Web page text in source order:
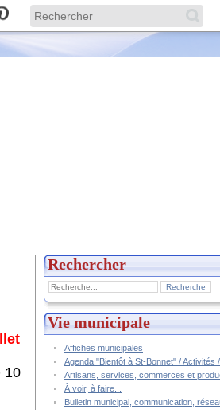
10
Rechercher
Vie municipale
Affiches municipales
Agenda "Bientôt à St-Bonnet" / Activités
Artisans, services, commerces et
À voir, à faire...
Bulletin municipal, communication,